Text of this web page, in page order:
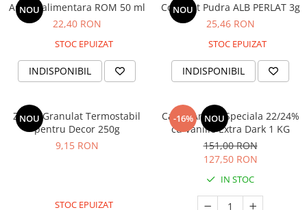
NOU
Aroma alimentara ROM 50 ml
22,40 RON
STOC EPUIZAT
INDISPONIBIL
NOU
Colorant Pudra ALB PERLAT 3g
25,46 RON
STOC EPUIZAT
INDISPONIBIL
NOU
Zahar Granulat Termostabil
pentru Decor 250g
9,15 RON
STOC EPUIZAT
-16% NOU
Cacao Amara Speciala 22/24%
cu Vanilie Extra Dark 1 KG
151,00 RON
127,50 RON
IN STOC